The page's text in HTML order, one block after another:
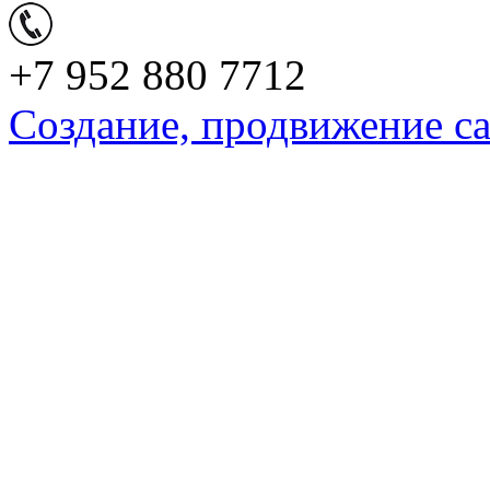
+7 952 880 7712
Создание, продвижение